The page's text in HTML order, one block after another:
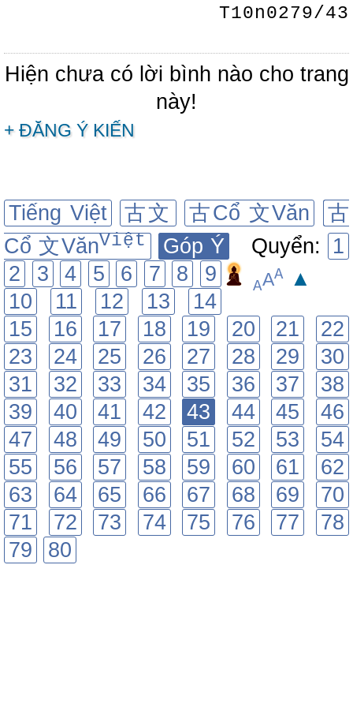
T10n0279/43
Hiện chưa có lời bình nào cho trang
này!
+ ĐĂNG Ý KIẾN
Tiếng Việt 古文 古Cổ 文Văn
古
Cổ 文VănViệt Góp Ý
AAA ▲
Quyển:
1
2
3 4 5 6 7 8
9
10
11 12 13
14
15
16 17 18 19 20 21
22
23
24 25 26 27 28 29
30
31
32 33 34 35 36 37
38
39
40 41 42 43 44 45
46
47
48 49 50 51 52 53
54
55
56 57 58 59 60 61
62
63
64 65 66 67 68 69
70
71
72 73 74 75 76 77
78
79
80